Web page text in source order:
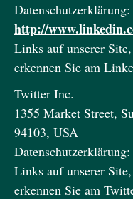
Datenschutzerklärung:
http://
Links auf unserer
erkennen Sie am
Twitter Inc.
1355 Market Street,
94103, USA
Datenschutzerklärung:
Links auf unserer
erkennen Sie am